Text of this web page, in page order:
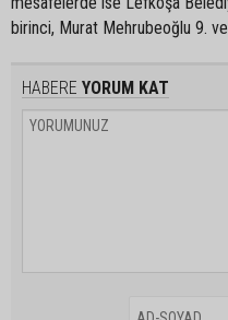
birinci, Murat Mehrubeoğlu 9. ve
HABERE YORUM KAT